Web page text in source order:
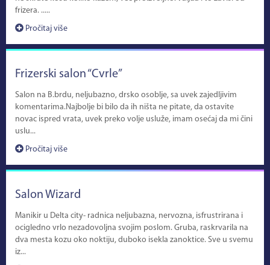
frizera. .....
Pročitaj više
Frizerski salon “Cvrle”
Salon na B.brdu, neljubazno, drsko osoblje, sa uvek zajedljivim
komentarima.Najbolje bi bilo da ih ništa ne pitate, da ostavite
novac ispred vrata, uvek preko volje usluže, imam osećaj da mi čini
uslu...
Pročitaj više
Salon Wizard
Manikir u Delta city- radnica neljubazna, nervozna, isfrustrirana i
ocigledno vrlo nezadovoljna svojim poslom. Gruba, raskrvarila na
dva mesta kozu oko noktiju, duboko isekla zanoktice. Sve u svemu
iz...